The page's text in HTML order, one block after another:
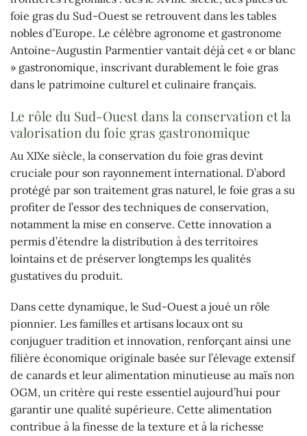
foie gras du Sud-Ouest se retrouvent dans les tables
nobles d’Europe. Le célèbre agronome et gastronome
Antoine-Augustin Parmentier vantait déjà cet « or blanc
» gastronomique, inscrivant durablement le foie gras
dans le patrimoine culturel et culinaire français.
Le rôle du Sud-Ouest dans la conservation et la
valorisation du foie gras gastronomique
Au XIXe siècle, la conservation du foie gras devint
cruciale pour son rayonnement international. D’abord
protégé par son traitement gras naturel, le foie gras a su
profiter de l’essor des techniques de conservation,
notamment la mise en conserve. Cette innovation a
permis d’étendre la distribution à des territoires
lointains et de préserver longtemps les qualités
gustatives du produit.
Dans cette dynamique, le Sud-Ouest a joué un rôle
pionnier. Les familles et artisans locaux ont su
conjuguer tradition et innovation, renforçant ainsi une
filière économique originale basée sur l’élevage extensif
de canards et leur alimentation minutieuse au maïs non
OGM, un critère qui reste essentiel aujourd’hui pour
garantir une qualité supérieure. Cette alimentation
contribue à la finesse de la texture et à la richesse